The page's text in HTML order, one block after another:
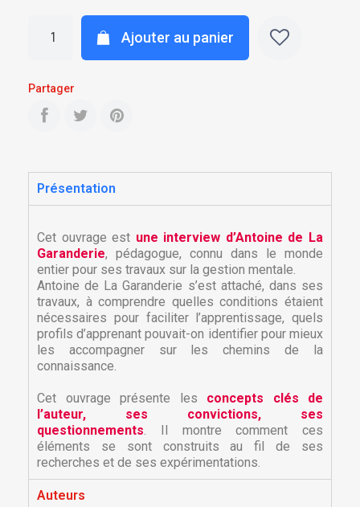
Ajouter au panier
Partager
Présentation
Cet ouvrage est une interview d’Antoine de La
Garanderie, pédagogue, connu dans le monde
entier pour ses travaux sur la gestion mentale.
Antoine de La Garanderie s’est attaché, dans ses
travaux, à comprendre quelles conditions étaient
nécessaires pour faciliter l’apprentissage, quels
profils d’apprenant pouvait-on identifier pour mieux
les accompagner sur les chemins de la
connaissance.
Cet ouvrage présente les concepts clés de
l’auteur, ses convictions, ses
questionnements. Il montre comment ces
éléments se sont construits au fil de ses
recherches et de ses expérimentations.
Auteurs